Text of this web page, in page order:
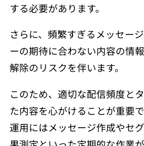
する必要があります。
さらに、頻繁すぎるメッセー
ーの期待に合わない内容の情
解除のリスクを伴います。
このため、適切な配信頻度と
た内容を心がけることが重要
運用にはメッセージ作成やセ